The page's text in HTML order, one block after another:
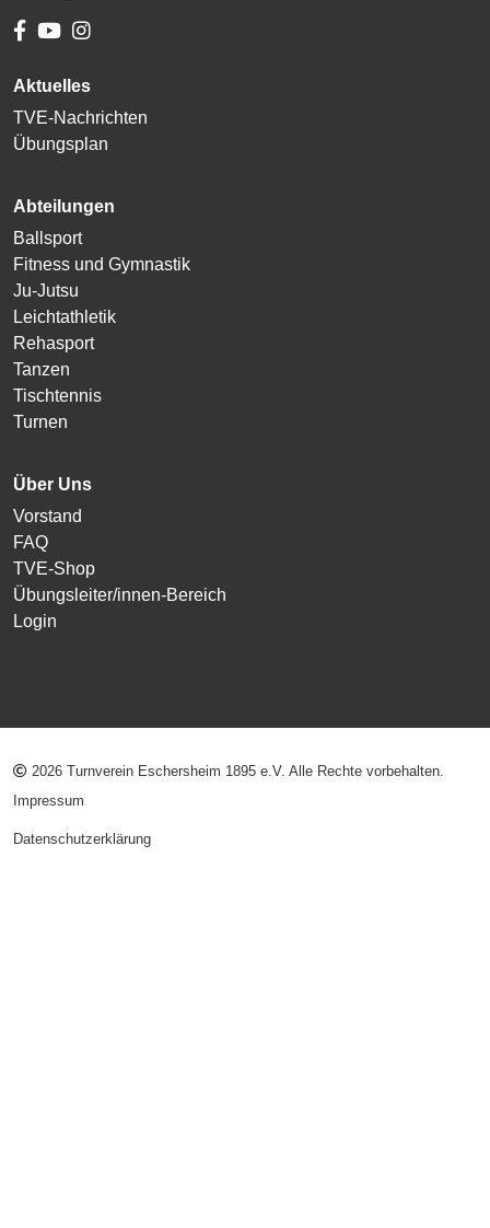
Aktuelles
TVE-Nachrichten
Übungsplan
Abteilungen
Ballsport
Fitness und Gymnastik
Ju-Jutsu
Leichtathletik
Rehasport
Tanzen
Tischtennis
Turnen
Über Uns
Vorstand
FAQ
TVE-Shop
Übungsleiter/innen-Bereich
Login
2026 Turnverein Eschersheim 1895 e.V. Alle Rechte vorbehalten.
Impressum
Datenschutzerklärung